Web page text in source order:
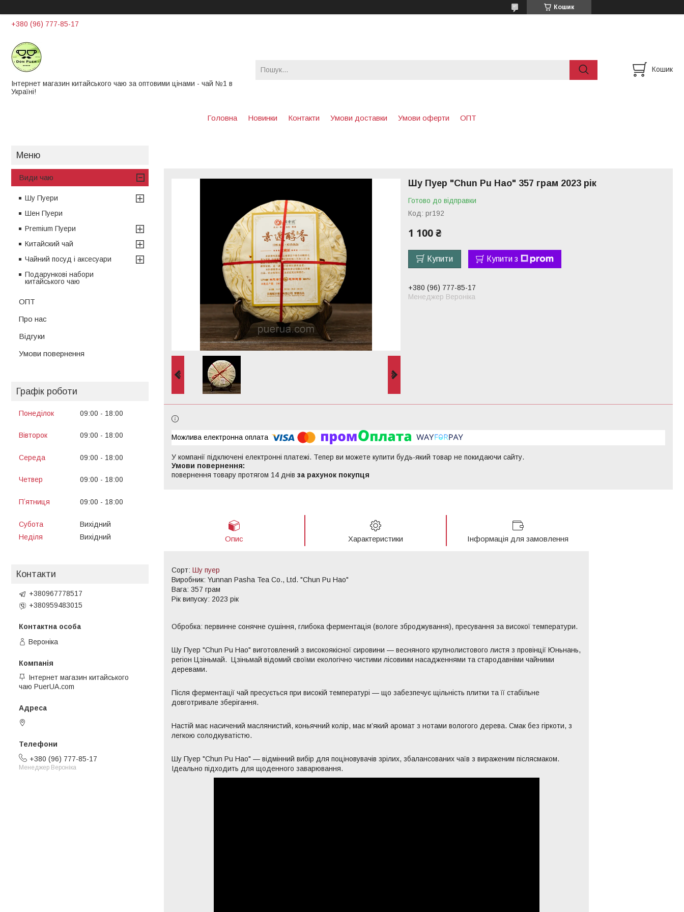
Кошик
+380 (96) 777-85-17
Інтернет магазин китайського чаю за оптовими цінами - чай ​​№1 в
Україні!
Кошик
Головна Новинки Контакти Умови доставки Умови оферти ОПТ
Шу Пуер "Chun Pu Hao" 357 грам 2023 рік
Готово до відправки
Код: pr192
1 100 ₴
Купити Купити з
+380 (96) 777-85-17
Менеджер Вероніка
У компанії підключені електронні платежі. Тепер ви можете купити будь-який товар не покидаючи сайту.
повернення товару протягом 14 днів за рахунок покупця
Опис Характеристики Інформація для замовлення
Сорт: Шу пуер
Виробник: Yunnan Pasha Tea Co., Ltd. "Chun Pu Hao"
Вага: 357 грам
Рік випуску: 2023 рік
Обробка: первинне сонячне сушіння, глибока ферментація (вологе зброджування), пресування за високої температури.
Шу Пуер "Chun Pu Hao" виготовлений з високоякісної сировини — весняного крупнолистового листя з провінції Юньнань,
регіон Цзіньмай. Цзіньмай відомий своїми екологічно чистими лісовими насадженнями та стародавніми чайними
деревами.
Після ферментації чай пресується при високій температурі — що забезпечує щільність плитки та її стабільне
довготривале зберігання.
Настій має насичений маслянистий, коньячний колір, має м’який аромат з нотами вологого дерева. Смак без гіркоти, з
легкою солодкуватістю.
Шу Пуер "Chun Pu Hao" — відмінний вибір для поціновувачів зрілих, збалансованих чаїв з вираженим післясмаком.
Ідеально підходить для щоденного заварювання.
Види чаю
Шу Пуери
Шен Пуери
Premium Пуери
Китайский чай
Чайний посуд і аксесуари
Подарункові набори
китайського чаю
ОПТ
Про нас
Відгуки
Умови повернення
Графік роботи
Понеділок 09:00
18:00
Вівторок
09:00
18:00
Середа
09:00
18:00
Четвер
09:00
18:00
Пʼятниця
09:00
18:00
Субота
Вихідний
Неділя
Вихідний
Контакти
+380967778517
+380959483015
Вероніка
Інтернет магазин китайського
чаю PuerUA.com
+380 (96) 777-85-17
Менеджер Вероніка